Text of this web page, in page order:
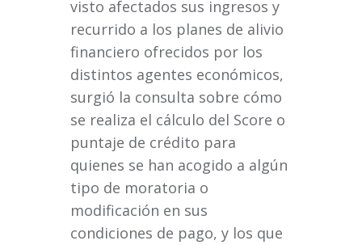
visto afectados sus ingresos y
recurrido a los planes de alivio
financiero ofrecidos por los
distintos agentes económicos,
surgió la consulta sobre cómo
se realiza el cálculo del Score o
puntaje de crédito para
quienes se han acogido a algún
tipo de moratoria o
modificación en sus
condiciones de pago, y los que